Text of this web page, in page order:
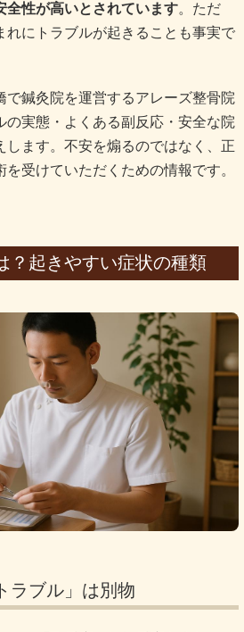
全性が高いとされています。ただ
れにトラブルが起きることも事実で
で鍼灸院を運営するアレーズ整骨院
の実態・よくある副反応・安全な院
します。不安を煽るのではなく、正
受けていただくための情報です。
？起きやすい症状の種類
ラブル」は別物